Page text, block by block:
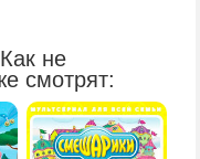
не
смотрят: